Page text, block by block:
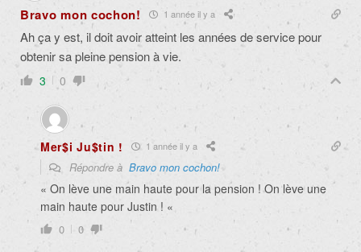
Bravo mon cochon! 1 année il y a
Ah ça y est, il doit avoir atteint les années de service pour
obtenir sa pleine pension à vie.
3 0
Mer$i Ju$tin ! 1 année il y a
Répondre à Bravo mon cochon!
« On lève une main haute pour la pension ! On lève une
main haute pour Justin ! «
0 0